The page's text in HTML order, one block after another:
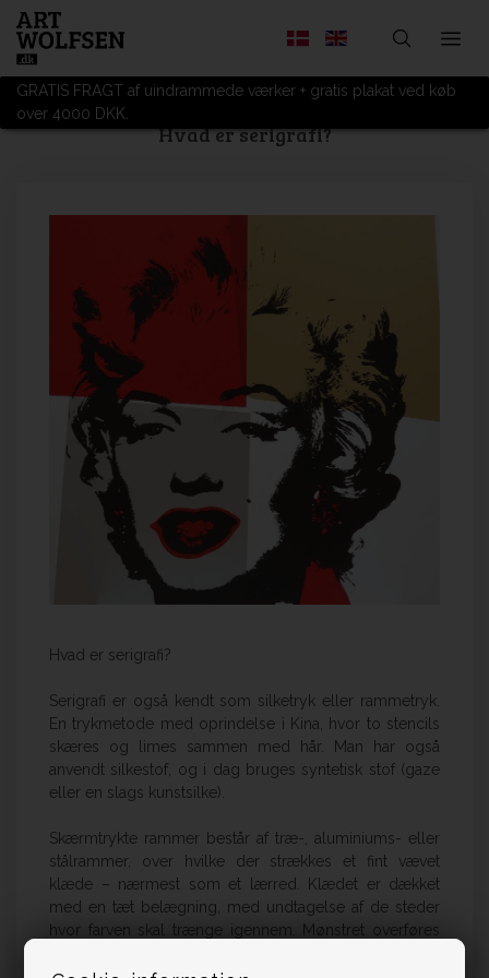
GRATIS FRAGT af uindrammede værker + gratis plakat ved køb
over 4000 DKK.
Hvad er serigrafi?
Hvad er serigrafi?
Serigrafi er også kendt som silketryk eller rammetryk.
En trykmetode med oprindelse i Kina, hvor to stencils
skæres og limes sammen med hår. Man har også
anvendt silkestof, og i dag bruges syntetisk stof (gaze
eller en slags kunstsilke).
Skærmtrykte rammer består af træ-, aluminiums- eller
stålrammer, over hvilke der strækkes et fint vævet
klæde – nærmest som et lærred. Klædet er dækket
med en tæt belægning, med undtagelse af de steder
hvor farven skal trænge igennem. Mønstret overføres